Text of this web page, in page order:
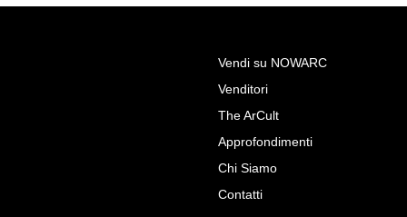
Vendi su NOWARC
Venditori
The ArCult
Approfondimenti
Chi Siamo
Contatti